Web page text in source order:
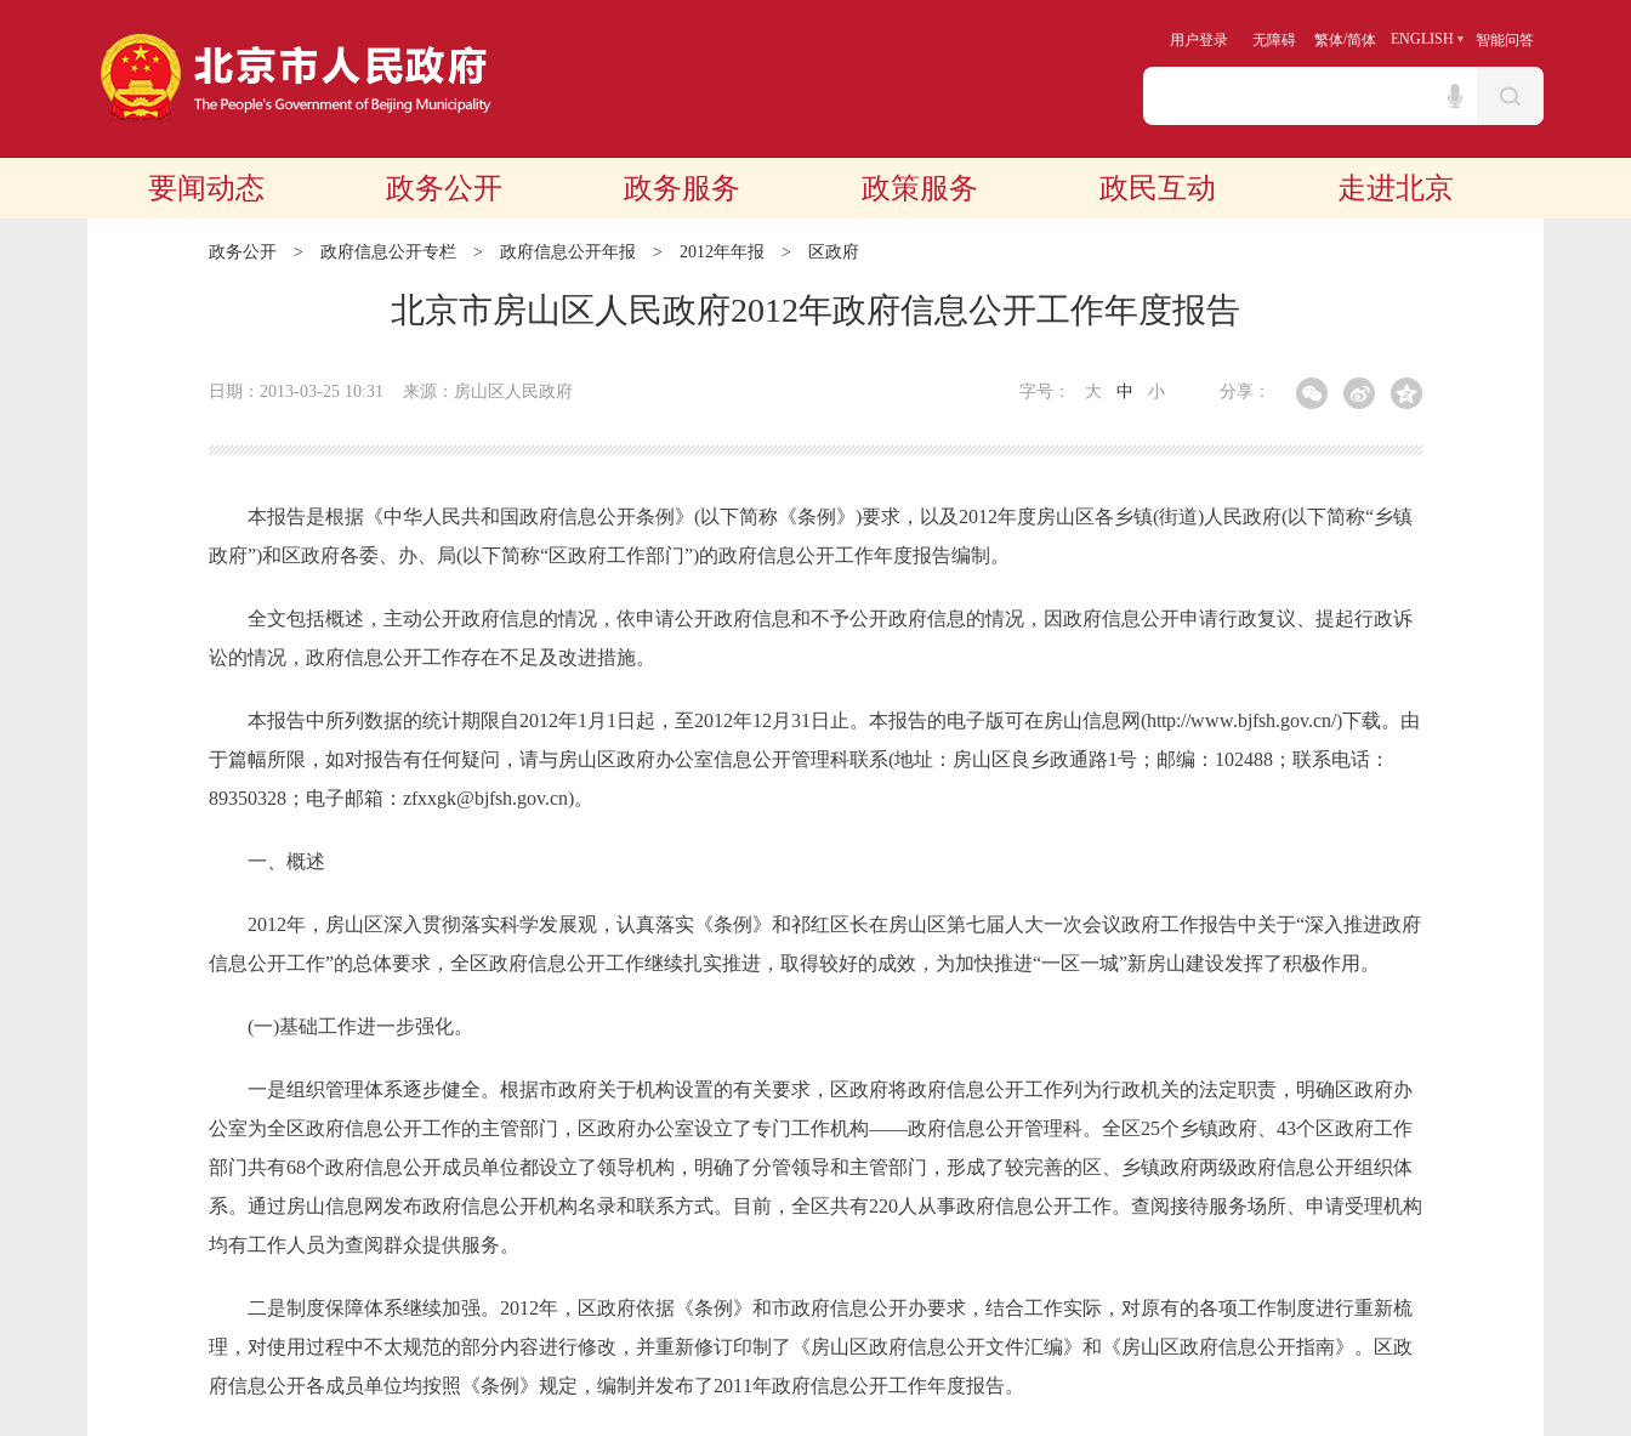
用户登录 无障碍 繁体/简体 ENGLISH 智能问答
要闻动态 政务公开 政务服务 政策服务 政民互动 走进北京
政务公开 > 政府信息公开专栏 > 政府信息公开年报 > 2012年年报 > 区政府
北京市房山区人民政府2012年政府信息公开工作年度报告
日期：2013-03-25 10:31 来源：房山区人民政府 分享：
字号： 大 中 小
本报告是根据《中华人民共和国政府信息公开条例》(以下简称《条例》)要求，以及2012年度房山区各乡镇(街道)人民政府(以下简称“乡镇
政府”)和区政府各委、办、局(以下简称“区政府工作部门”)的政府信息公开工作年度报告编制。
全文包括概述，主动公开政府信息的情况，依申请公开政府信息和不予公开政府信息的情况，因政府信息公开申请行政复议、提起行政诉
讼的情况，政府信息公开工作存在不足及改进措施。
本报告中所列数据的统计期限自2012年1月1日起，至2012年12月31日止。本报告的电子版可在房山信息网(http://www.bjfsh.gov.cn/)下载。由
于篇幅所限，如对报告有任何疑问，请与房山区政府办公室信息公开管理科联系(地址：房山区良乡政通路1号；邮编：102488；联系电话：
89350328；电子邮箱：zfxxgk@bjfsh.gov.cn)。
一、概述
2012年，房山区深入贯彻落实科学发展观，认真落实《条例》和祁红区长在房山区第七届人大一次会议政府工作报告中关于“深入推进政府
信息公开工作”的总体要求，全区政府信息公开工作继续扎实推进，取得较好的成效，为加快推进“一区一城”新房山建设发挥了积极作用。
(一)基础工作进一步强化。
一是组织管理体系逐步健全。根据市政府关于机构设置的有关要求，区政府将政府信息公开工作列为行政机关的法定职责，明确区政府办
公室为全区政府信息公开工作的主管部门，区政府办公室设立了专门工作机构——政府信息公开管理科。全区25个乡镇政府、43个区政府工作
部门共有68个政府信息公开成员单位都设立了领导机构，明确了分管领导和主管部门，形成了较完善的区、乡镇政府两级政府信息公开组织体
系。通过房山信息网发布政府信息公开机构名录和联系方式。目前，全区共有220人从事政府信息公开工作。查阅接待服务场所、申请受理机构
均有工作人员为查阅群众提供服务。
二是制度保障体系继续加强。2012年，区政府依据《条例》和市政府信息公开办要求，结合工作实际，对原有的各项工作制度进行重新梳
理，对使用过程中不太规范的部分内容进行修改，并重新修订印制了《房山区政府信息公开文件汇编》和《房山区政府信息公开指南》。区政
府信息公开各成员单位均按照《条例》规定，编制并发布了2011年政府信息公开工作年度报告。